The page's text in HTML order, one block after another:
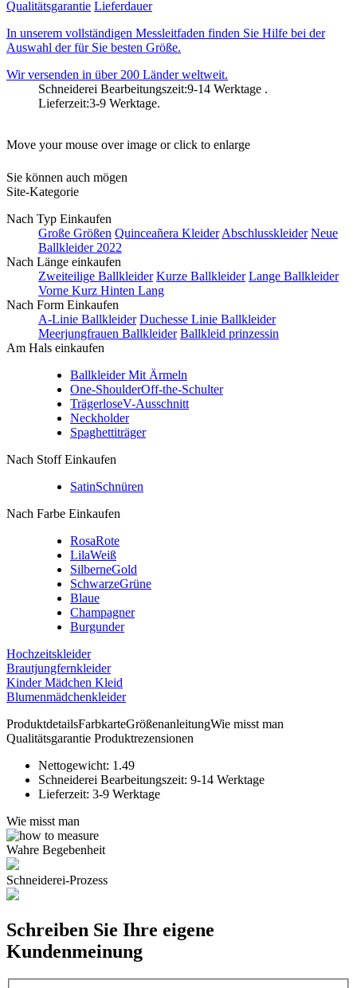
Qualitätsgarantie Lieferdauer
In unserem vollständigen Messleitfaden finden Sie Hilfe bei der
Auswahl der für Sie besten Größe.
Wir versenden in über 200 Länder weltweit.
Schneiderei Bearbeitungszeit:9-14 Werktage .
Lieferzeit:3-9 Werktage.
Move your mouse over image or click to enlarge
Sie können auch mögen
Site-Kategorie
Nach Typ Einkaufen
Große Größen Quinceañera KleiderAbschlusskleider Neue
Ballkleider 2022
Nach Länge einkaufen
Zweiteilige Ballkleider Kurze Ballkleider Lange Ballkleider
Vorne Kurz Hinten Lang
Nach Form Einkaufen
A-Linie Ballkleider Duchesse Linie Ballkleider
Meerjungfrauen Ballkleider Ballkleid prinzessin
Am Hals einkaufen
Ballkleider Mit Ärmeln
One-ShoulderOff-the-Schulter
TrägerloseV-Ausschnitt
Neckholder
Spaghettiträger
Nach Stoff Einkaufen
SatinSchnüren
Nach Farbe Einkaufen
RosaRote
LilaWeiß
SilberneGold
SchwarzeGrüne
Blaue
Champagner
Burgunder
Hochzeitskleider
Brautjungfernkleider
Kinder Mädchen Kleid
Blumenmädchenkleider
ProduktdetailsFarbkarteGrößenanleitungWie misst man
Qualitätsgarantie Produktrezensionen
Nettogewicht: 1.49
Schneiderei Bearbeitungszeit: 9-14 Werktage
Lieferzeit: 3-9 Werktage
Wie misst man
Wahre Begebenheit
Schneiderei-Prozess
Schreiben Sie Ihre eigene
Kundenmeinung